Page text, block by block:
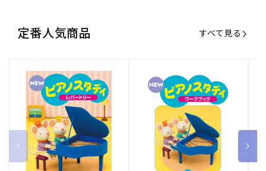
定番人気商品 すべて見る